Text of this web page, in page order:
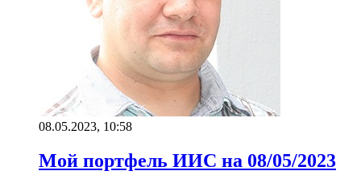
08.05.2023, 10:58
Мой портфель ИИС на 08/05/2023